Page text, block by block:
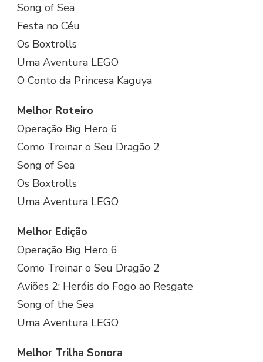
Song of Sea
Festa no Céu
Os Boxtrolls
Uma Aventura LEGO
O Conto da Princesa Kaguya
Melhor Roteiro
Operação Big Hero 6
Como Treinar o Seu Dragão 2
Song of Sea
Os Boxtrolls
Uma Aventura LEGO
Melhor Edição
Operação Big Hero 6
Como Treinar o Seu Dragão 2
Aviões 2: Heróis do Fogo ao Resgate
Song of the Sea
Uma Aventura LEGO
Melhor Trilha Sonora